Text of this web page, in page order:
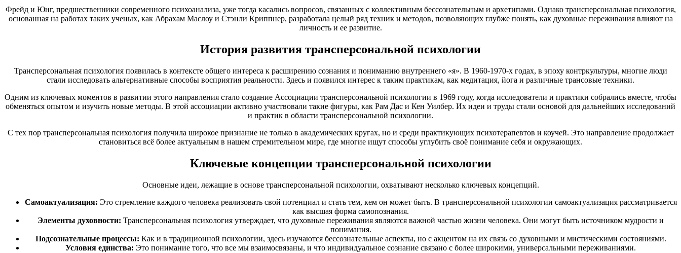
Фрейд и Юнг, предшественники современного психоанализа, уже тогда касались вопросов, связанных с коллективным бессознательным и архетипами. Однако трансперсональная психология,
основанная на работах таких ученых, как Абрахам Маслоу и Стэнли Криппнер, разработала целый ряд техник и методов, позволяющих глубже понять, как духовные переживания влияют на
личность и ее развитие.
История развития трансперсональной психологии
Трансперсональная психология появилась в контексте общего интереса к расширению сознания и пониманию внутреннего «я». В 1960-1970-х годах, в эпоху контркультуры, многие люди
стали исследовать альтернативные способы восприятия реальности. Здесь и появился интерес к таким практикам, как медитация, йога и различные трансовые техники.
Одним из ключевых моментов в развитии этого направления стало создание Ассоциации трансперсональной психологии в 1969 году, когда исследователи и практики собрались вместе, чтобы
обменяться опытом и изучить новые методы. В этой ассоциации активно участвовали такие фигуры, как Рам Дас и Кен Уилбер. Их идеи и труды стали основой для дальнейших исследований
и практик в области трансперсональной психологии.
С тех пор трансперсональная психология получила широкое признание не только в академических кругах, но и среди практикующих психотерапевтов и коучей. Это направление продолжает
становиться всё более актуальным в нашем стремительном мире, где многие ищут способы углубить своё понимание себя и окружающих.
Ключевые концепции трансперсональной психологии
Основные идеи, лежащие в основе трансперсональной психологии, охватывают несколько ключевых концепций.
Самоактуализация: Это стремление каждого человека реализовать свой потенциал и стать тем, кем он может быть. В трансперсональной психологии самоактуализация рассматривается
как высшая форма самопознания.
Элементы духовности: Трансперсональная психология утверждает, что духовные переживания являются важной частью жизни человека. Они могут быть источником мудрости и
понимания.
Подсознательные процессы: Как и в традиционной психологии, здесь изучаются бессознательные аспекты, но с акцентом на их связь со духовными и мистическими состояниями.
Условия единства: Это понимание того, что все мы взаимосвязаны, и что индивидуальное сознание связано с более широкими, универсальными переживаниями.